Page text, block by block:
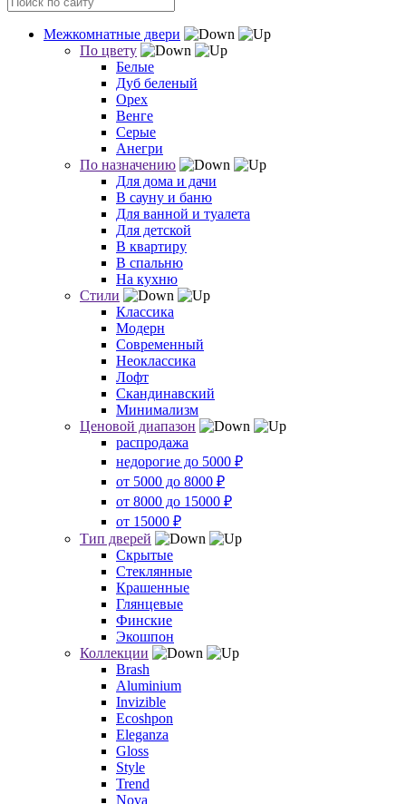
Межкомнатные двери
По цвету
Белые
Дуб беленый
Орех
Венге
Серые
Анегри
По назначению
Для дома и дачи
В сауну и баню
Для ванной и туалета
Для детской
В квартиру
В спальню
На кухню
Стили
Классика
Модерн
Современный
Неоклассика
Лофт
Скандинавский
Минимализм
Ценовой диапазон
распродажа
недорогие до 5000 ₽
от 5000 до 8000 ₽
от 8000 до 15000 ₽
от 15000 ₽
Тип дверей
Скрытые
Стеклянные
Крашенные
Глянцевые
Финские
Экошпон
Коллекции
Brash
Aluminium
Invizible
Ecoshpon
Eleganza
Gloss
Style
Trend
Nova